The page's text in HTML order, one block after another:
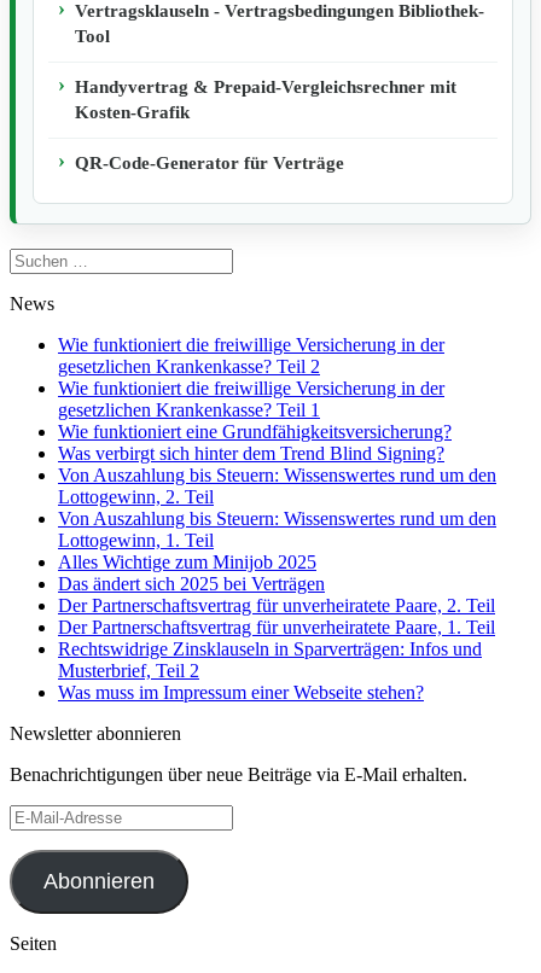
Vertragsklauseln - Vertragsbedingungen Bibliothek-
Tool
Handyvertrag & Prepaid-Vergleichsrechner mit
Kosten-Grafik
QR-Code-Generator für Verträge
Suchen
nach:
News
Wie funktioniert die freiwillige Versicherung in der
gesetzlichen Krankenkasse? Teil 2
Wie funktioniert die freiwillige Versicherung in der
gesetzlichen Krankenkasse? Teil 1
Wie funktioniert eine Grundfähigkeitsversicherung?
Was verbirgt sich hinter dem Trend Blind Signing?
Von Auszahlung bis Steuern: Wissenswertes rund um den
Lottogewinn, 2. Teil
Von Auszahlung bis Steuern: Wissenswertes rund um den
Lottogewinn, 1. Teil
Alles Wichtige zum Minijob 2025
Das ändert sich 2025 bei Verträgen
Der Partnerschaftsvertrag für unverheiratete Paare, 2. Teil
Der Partnerschaftsvertrag für unverheiratete Paare, 1. Teil
Rechtswidrige Zinsklauseln in Sparverträgen: Infos und
Musterbrief, Teil 2
Was muss im Impressum einer Webseite stehen?
Newsletter abonnieren
Benachrichtigungen über neue Beiträge via E-Mail erhalten.
E-
Mail-
Adresse
Abonnieren
Seiten